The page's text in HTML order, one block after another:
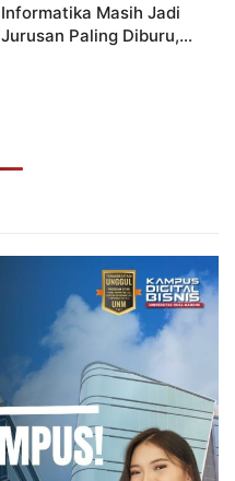
Informatika Masih Jadi
Jurusan Paling Diburu,